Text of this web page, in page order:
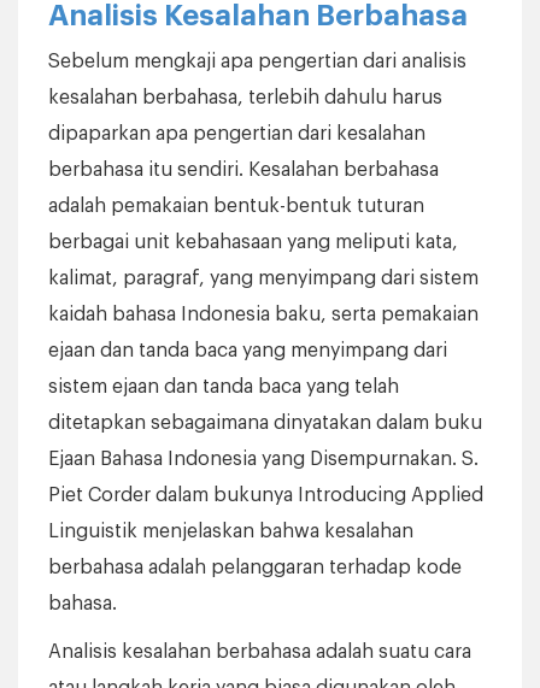
Analisis Kesalahan Berbahasa
Sebelum mengkaji apa pengertian dari analisis
kesalahan berbahasa, terlebih dahulu harus
dipaparkan apa pengertian dari kesalahan
berbahasa itu sendiri. Kesalahan berbahasa
adalah pemakaian bentuk-bentuk tuturan
berbagai unit kebahasaan yang meliputi kata,
kalimat, paragraf, yang menyimpang dari sistem
kaidah bahasa Indonesia baku, serta pemakaian
ejaan dan tanda baca yang menyimpang dari
sistem ejaan dan tanda baca yang telah
ditetapkan sebagaimana dinyatakan dalam buku
Ejaan Bahasa Indonesia yang Disempurnakan. S.
Piet Corder dalam bukunya Introducing Applied
Linguistik menjelaskan bahwa kesalahan
berbahasa adalah pelanggaran terhadap kode
bahasa.
Analisis kesalahan berbahasa adalah suatu cara